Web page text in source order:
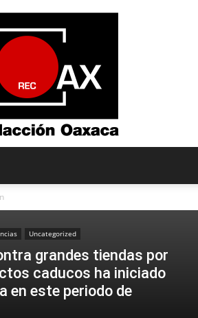
Oaxaca
Uncategorized
grandes tiendas por
caducos ha iniciado
en este periodo de